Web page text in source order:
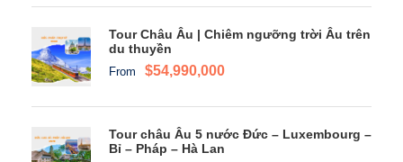
Tour Châu Âu | Chiêm ngưỡng trời Âu trên
du thuyền
From $54,990,000
Tour châu Âu 5 nước Đức – Luxembourg –
Bỉ – Pháp – Hà Lan